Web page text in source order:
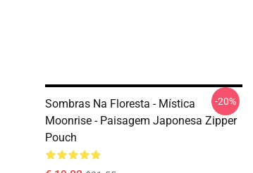
Sombras Na Floresta - Mística
Moonrise - Paisagem Japonesa Zipper
Pouch
-20%